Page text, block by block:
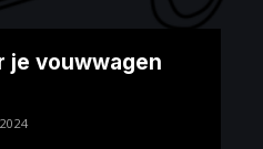
je vouwwagen